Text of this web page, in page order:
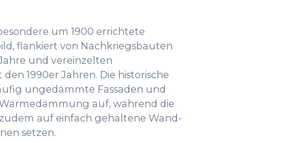
um 1900 errichtete
flankiert von Nachkriegsbauten
und vereinzelten
1990er Jahren. Die historische
ungedämmte Fassaden und
auf, während die
auf einfach gehaltene Wand-
setzen.